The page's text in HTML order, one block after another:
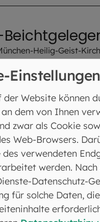
Heilig-Geist-
München-St. Kajetan
in
München-St. Michael
Einstellungen
Website können
dem von Ihnen
zwar als Cookie
Web-Browsers.
des verwendeten
werden. Nach
Datenschutz-
für solche Daten,